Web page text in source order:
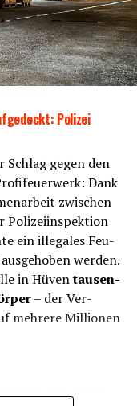
Poli­zei
gegen den
Dank
zwi­schen
Poli­zei­in­spek­ti­on
ein ille­ga­les Feu­
wer­den.
in Hüventau­sen­
– der Ver­
meh­re­re Mil­lio­nen